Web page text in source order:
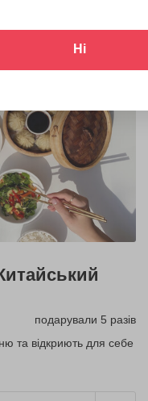
подарували 5 разів
та відкриють для себе
Ні